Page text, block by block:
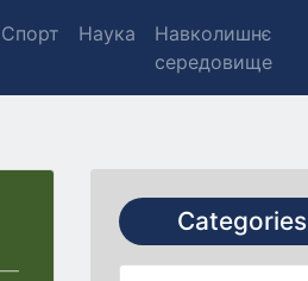
Спорт Наука
Навколишнє
середовище
Categories